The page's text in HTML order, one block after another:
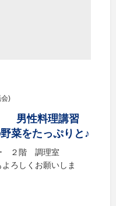
)
男性料理講習
菜をたっぷりと♪
２階 調理室
ろしくお願いしま